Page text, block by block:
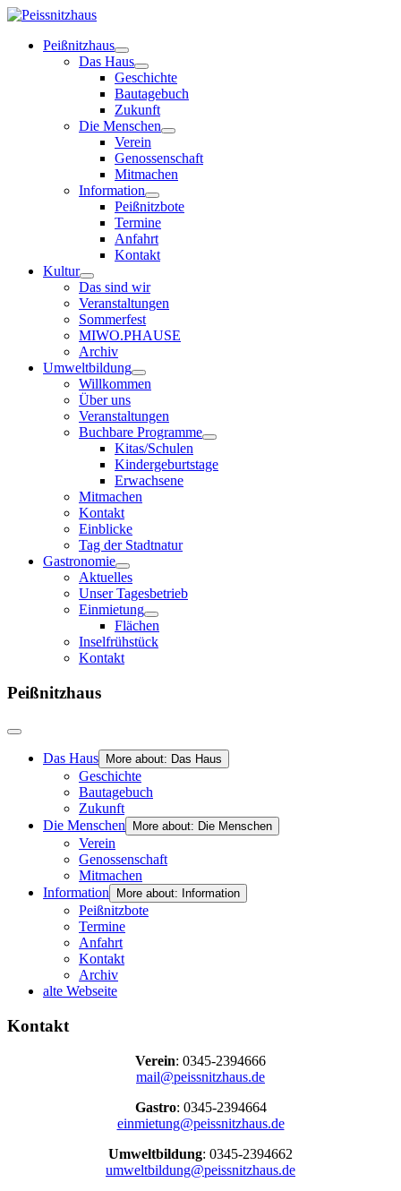
Peißnitzhaus
Das Haus
Geschichte
Bautagebuch
Zukunft
Die Menschen
Verein
Genossenschaft
Mitmachen
Information
Peißnitzbote
Termine
Anfahrt
Kontakt
Kultur
Das sind wir
Veranstaltungen
Sommerfest
MIWO.PHAUSE
Archiv
Umweltbildung
Willkommen
Über uns
Veranstaltungen
Buchbare Programme
Kitas/Schulen
Kindergeburtstage
Erwachsene
Mitmachen
Kontakt
Einblicke
Tag der Stadtnatur
Gastronomie
Aktuelles
Unser Tagesbetrieb
Einmietung
Flächen
Inselfrühstück
Kontakt
Peißnitzhaus
Das Haus More about: Das Haus
Geschichte
Bautagebuch
Zukunft
Die Menschen
More about: Die Menschen
Verein
Genossenschaft
Mitmachen
Information
More about: Information
Peißnitzbote
Termine
Anfahrt
Kontakt
Archiv
alte Webseite
Kontakt
Verein: 0345-2394666
mail@peissnitzhaus.de
Gastro: 0345-2394664
einmietung@peissnitzhaus.de
Umweltbildung: 0345-2394662
umweltbildung@peissnitzhaus.de